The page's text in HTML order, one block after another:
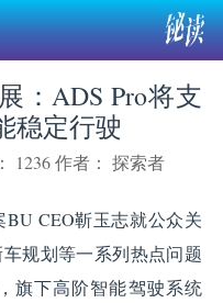
：ADS Pro将支
稳定行驶
1236作者： 探索者
CEO靳玉志就公众关
规划等一系列热点问题
旗下高阶智能驾驶系统